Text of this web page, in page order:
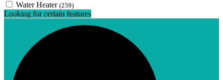
Water Heater (259)
Looking for certain features